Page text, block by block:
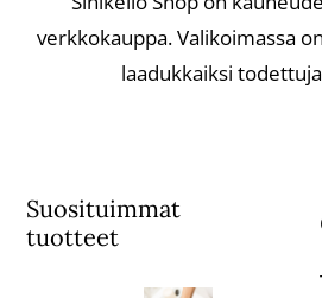
verkkokauppa. Valikoimassa
laadukkaiksi
Suosituimmat
tuotteet